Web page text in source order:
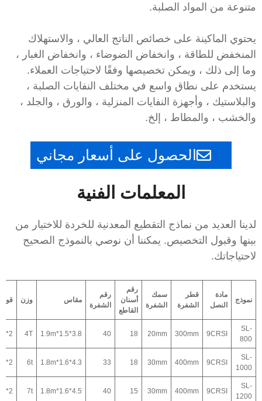
متنوعة من المواد الصلبة.
يحتوي الماكينة على خصائص الناتج العالي ، والاستهلاك
المنخفض للطاقة ، وانخفاض الضوضاء ، وانخفاض الغبار ،
وما إلى ذلك ، ويمكن تخصيصها وفقًا لاحتياجات العملاء.
يستخدم على نطاق واسع في مختلف النفايات الصلبة ،
والبلاستيك ، وأجهزة النفايات المنزلية ، والورق ، والجلد ،
والخشب ، والمطاط ، إلخ.
الحصول على أسعار مجاني
المعلمات الفنية
لدينا العديد من نماذج التقطيع المعدنية للخردة للاختيار من
بينها وقبول التخصيص. يمكننا أن نوصي بالنموذج الصحيح
لاحتياجاتك.
نموذج
مادة
النصل
قطر
الشفرة
سمك
الشفرة
رقم
أسنان
القاطع
رقم
الشفرة
مقاس وزن قوة
SL-
800
9CRSI
300mm
20mm
18
40
3.8*1.5*1.9m
4T
SL-
1000
9CRSI
400mm
30mm
18
33
4.3*1.6*1.8m
6t
SL-
1200
9CRSI
400mm
30mm
15
40
4.5*1.6*1.8m
7t